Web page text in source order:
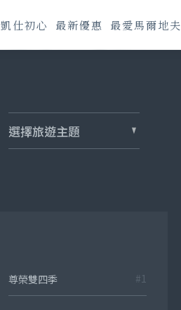
凱仕初心 最新優惠 最愛馬爾地夫
選擇旅遊主題
尊榮雙四季 #1